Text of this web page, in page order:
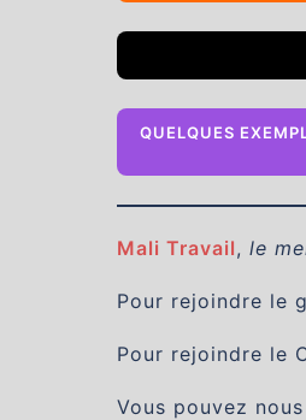
QUELQUES
Mali Travail, le
Pour rejoindre le
Pour rejoindre le
Vous pouvez